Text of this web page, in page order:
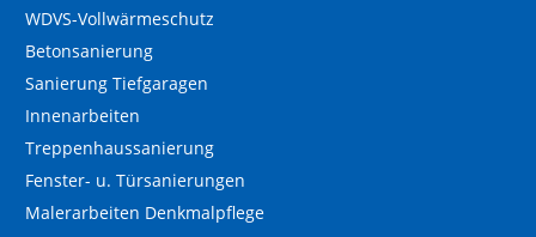
WDVS-Vollwärmeschutz
Betonsanierung
Sanierung Tiefgaragen
Innenarbeiten
Treppenhaussanierung
Fenster- u. Türsanierungen
Malerarbeiten Denkmalpflege